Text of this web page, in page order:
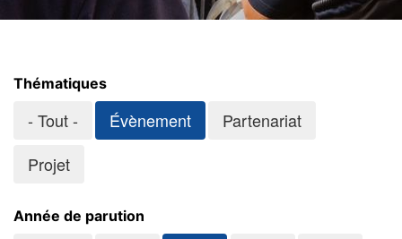
Thématiques
- Tout - Évènement
Partenariat
Projet
Année de parution